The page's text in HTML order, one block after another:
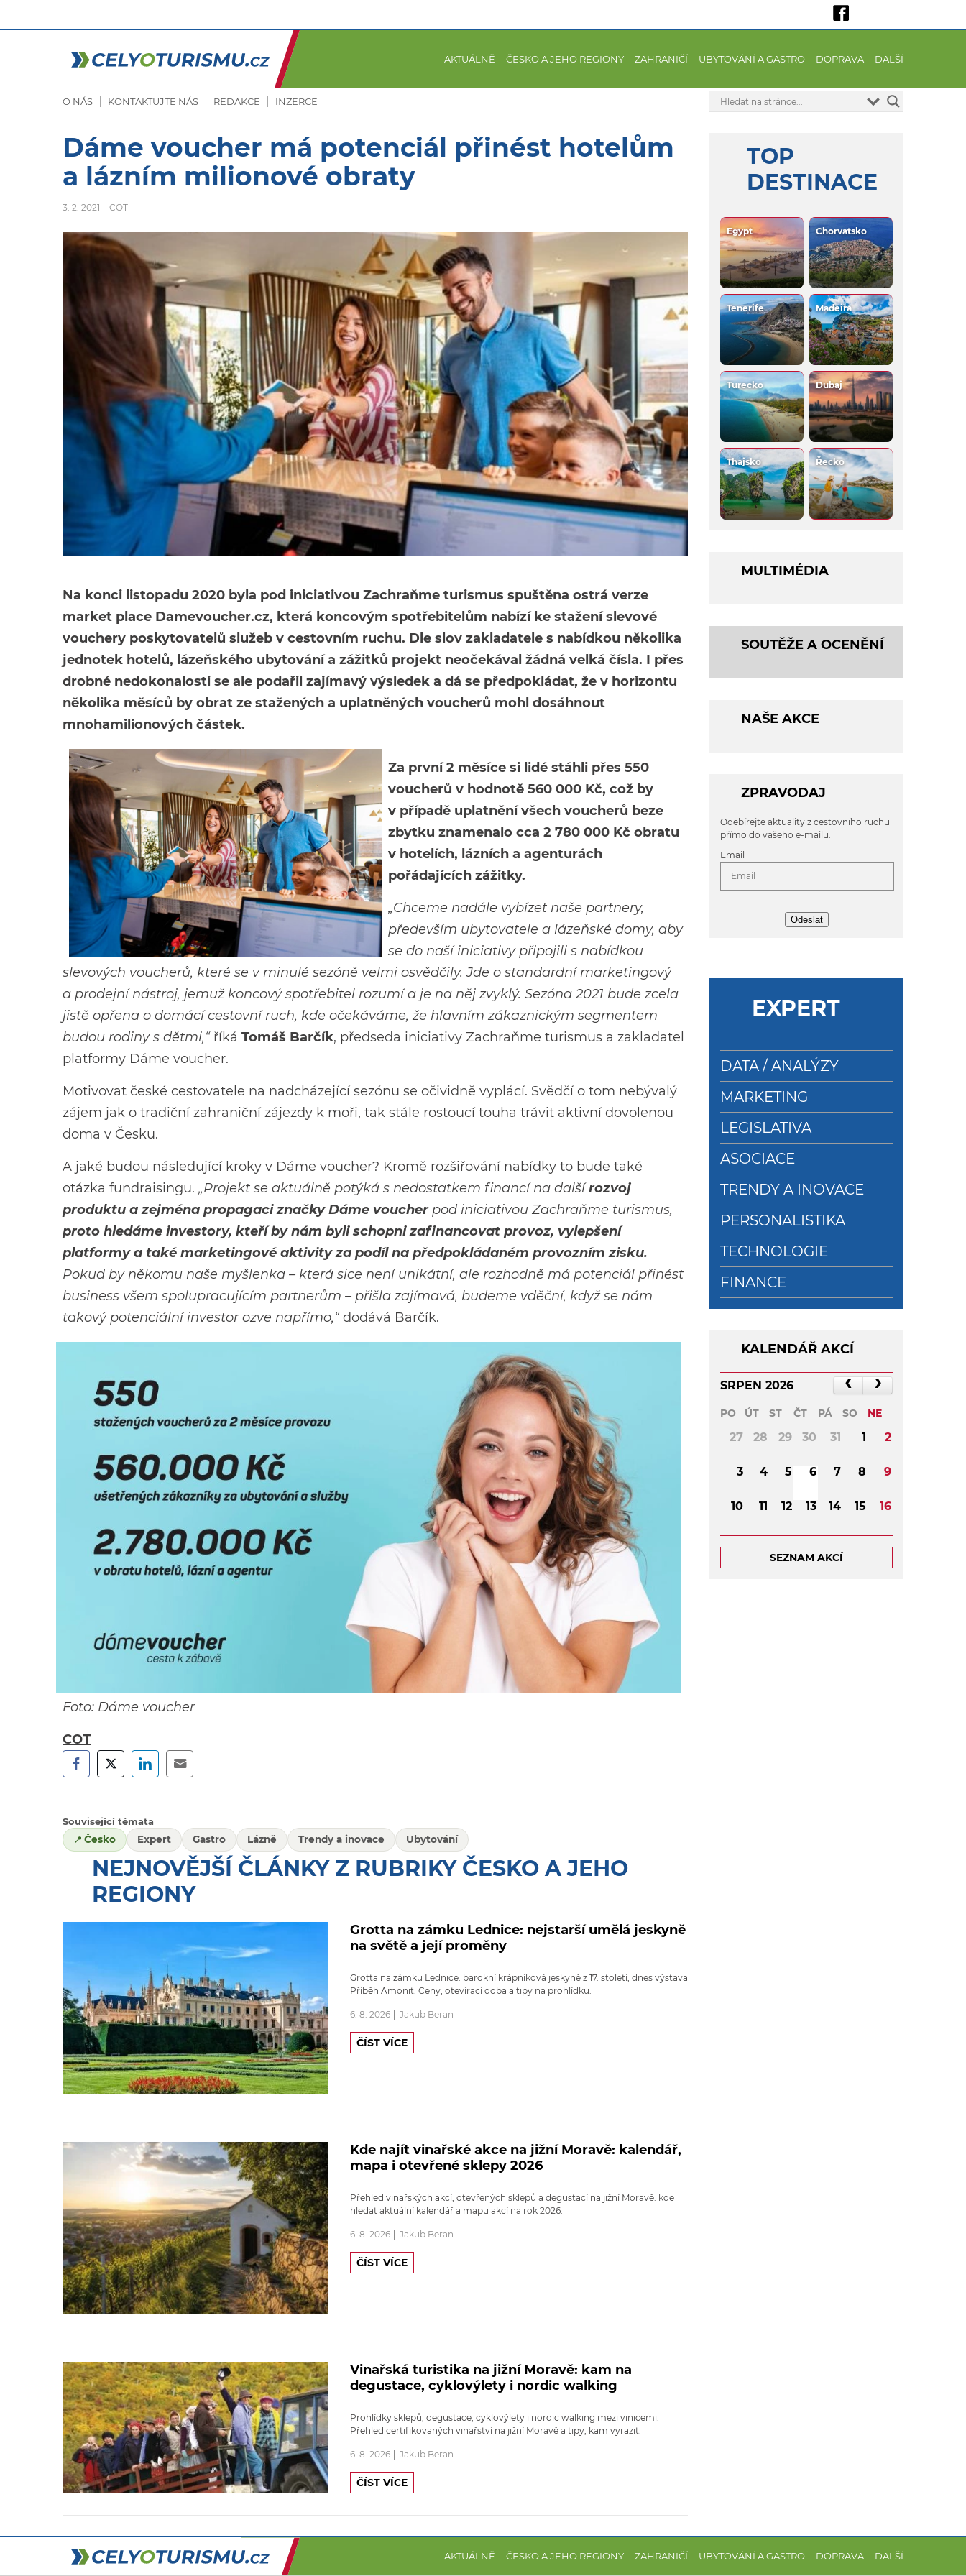
AKTUÁLNĚ ČESKO A JEHO REGIONY ZAHRANIČÍ UBYTOVÁNÍ A GASTRO DOPRAVA DALŠÍ
O NÁS KONTAKTUJTE NÁS REDAKCE INZERCE
Dáme voucher má potenciál přinést hotelům
a lázním milionové obraty
3. 2. 2021 COT
Na konci listopadu 2020 byla pod iniciativou Zachraňme turismus spuštěna ostrá verze
market place Damevoucher.cz, která koncovým spotřebitelům nabízí ke stažení slevové
vouchery poskytovatelů služeb v cestovním ruchu. Dle slov zakladatele s nabídkou několika
jednotek hotelů, lázeňského ubytování a zážitků projekt neočekával žádná velká čísla. I přes
drobné nedokonalosti se ale podařil zajímavý výsledek a dá se předpokládat, že v horizontu
několika měsíců by obrat ze stažených a uplatněných voucherů mohl dosáhnout
mnohamilionových částek.
Za první 2 měsíce si lidé stáhli přes 550
voucherů v hodnotě 560 000 Kč, což by
v případě uplatnění všech voucherů beze
zbytku znamenalo cca 2 780 000 Kč obratu
v hotelích, lázních a agenturách
pořádajících zážitky.
„Chceme nadále vybízet naše partnery,
především ubytovatele a lázeňské domy, aby
se do naší iniciativy připojili s nabídkou
slevových voucherů, které se v minulé sezóně velmi osvědčily. Jde o standardní marketingový
a prodejní nástroj, jemuž koncový spotřebitel rozumí a je na něj zvyklý. Sezóna 2021 bude zcela
jistě opřena o domácí cestovní ruch, kde očekáváme, že hlavním zákaznickým segmentem
budou rodiny s dětmi,“říká Tomáš Barčík, předseda iniciativy Zachraňme turismus a zakladatel
platformy Dáme voucher.
Motivovat české cestovatele na nadcházející sezónu se očividně vyplácí. Svědčí o tom nebývalý
zájem jak o tradiční zahraniční zájezdy k moři, tak stále rostoucí touha trávit aktivní dovolenou
doma v Česku.
A jaké budou následující kroky v Dáme voucher? Kromě rozšiřování nabídky to bude také
otázka fundraisingu. „Projekt se aktuálně potýká s nedostatkem financí na dalšírozvoj
produktu a zejména propagaci značky Dáme voucherpod iniciativou Zachraňme turismus,
proto hledáme investory, kteří by nám byli schopni zafinancovat provoz, vylepšení
platformy a také marketingové aktivity za podíl na předpokládaném provozním zisku.
Pokud by někomu naše myšlenka – která sice není unikátní, ale rozhodně má potenciál přinést
business všem spolupracujícím partnerům – přišla zajímavá, budeme vděční, když se nám
takový potenciální investor ozve napřímo,“dodává Barčík.
Foto: Dáme voucher
COT
Související témata
Česko
Expert Gastro Lázně Trendy a inovace Ubytování
NEJNOVĚJŠÍ ČLÁNKY Z RUBRIKY ČESKO A JEHO
REGIONY
Grotta na zámku Lednice: nejstarší umělá jeskyně
na světě a její proměny
Grotta na zámku Lednice: barokní krápníková jeskyně z 17. století, dnes výstava
Příběh Amonit. Ceny, otevírací doba a tipy na prohlídku.
6. 8. 2026 Jakub Beran
ČÍST VÍCE
Kde najít vinařské akce na jižní Moravě: kalendář,
mapa i otevřené sklepy 2026
Přehled vinařských akcí, otevřených sklepů a degustací na jižní Moravě: kde
hledat aktuální kalendář a mapu akcí na rok 2026.
6. 8. 2026 Jakub Beran
ČÍST VÍCE
Vinařská turistika na jižní Moravě: kam na
degustace, cyklovýlety i nordic walking
Prohlídky sklepů, degustace, cyklovýlety i nordic walking mezi vinicemi.
Přehled certifikovaných vinařství na jižní Moravě a tipy, kam vyrazit.
6. 8. 2026 Jakub Beran
ČÍST VÍCE
TOP
DESTINACE
Egypt Chorvatsko
Tenerife Madeira
Turecko Dubaj
Thajsko Řecko
MULTIMÉDIA
SOUTĚŽE A OCENĚNÍ
NAŠE AKCE
ZPRAVODAJ
Odebírejte aktuality z cestovního ruchu
přímo do vašeho e-mailu.
Email
Odeslat
EXPERT
DATA / ANALÝZY
MARKETING
LEGISLATIVA
ASOCIACE
TRENDY A INOVACE
PERSONALISTIKA
TECHNOLOGIE
FINANCE
KALENDÁŘ AKCÍ
SRPEN 2026
PO ÚT ST ČT PÁ SO NE
27 28 29 30 31 1 2
3 4 5 6 7 8 9
10 11 12 13 14 15 16
17 18 19 20 21 22 23
SEZNAM AKCÍ
AKTUÁLNĚ ČESKO A JEHO REGIONY ZAHRANIČÍ UBYTOVÁNÍ A GASTRO DOPRAVA DALŠÍ